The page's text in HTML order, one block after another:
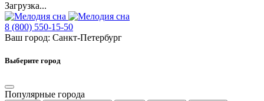
Загрузка...
8 (800) 550-15-50
Ваш город: Санкт-Петербург
Выберите город
Популярные города